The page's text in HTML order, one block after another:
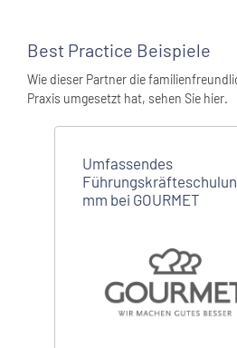
Best Practice Beispiele
Wie dieser Partner die
Praxis umgesetzt hat, sehen Sie hier.
Umfassendes
mm bei GOURMET